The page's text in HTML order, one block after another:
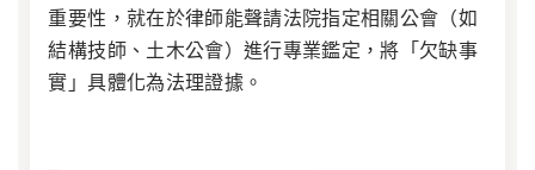
重要性，就在於律師能聲請法院指定相關公會（如
結構技師、土木公會）進行專業鑑定，將「欠缺事
實」具體化為法理證據。